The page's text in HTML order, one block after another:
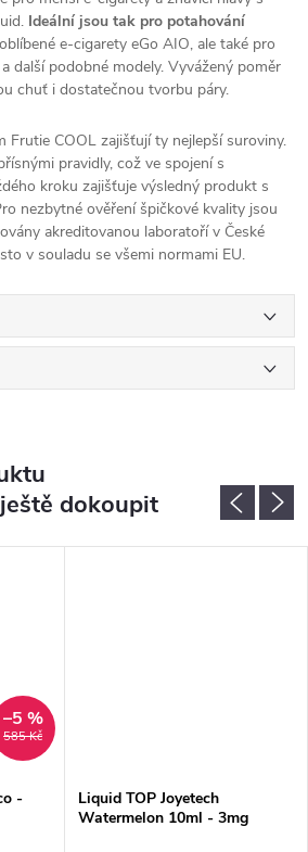
Ideální jsou tak pro potahování
e-cigarety eGo AIO, ale také pro
další podobné modely. Vyvážený poměr
chuť i dostatečnou tvorbu páry.
Frutie COOL zajišťují ty nejlepší suroviny.
pravidly, což ve spojení s
kroku zajišťuje výsledný produkt s
nezbytné ověření špičkové kvality jsou
akreditovanou laboratoří v České
v souladu se všemi normami EU.
dokoupit
585 Kč
–5 %
-
Liquid TOP Joyetech
Watermelon 10ml - 3mg